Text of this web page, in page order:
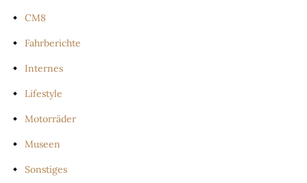
CM8
Fahrberichte
Internes
Lifestyle
Motorräder
Museen
Sonstiges